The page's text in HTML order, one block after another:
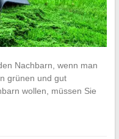
Nachbarn, wenn man
grünen und gut
wollen, müssen Sie